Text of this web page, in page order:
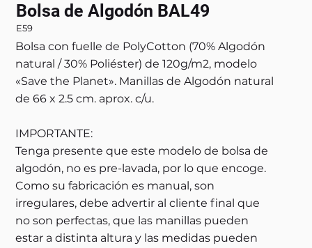
Bolsa de Algodón BAL49
E59
Bolsa con fuelle de PolyCotton (70% Algodón
natural / 30% Poliéster) de 120g/m2, modelo
«Save the Planet». Manillas de Algodón natural
de 66 x 2.5 cm. aprox. c/u.
IMPORTANTE:
Tenga presente que este modelo de bolsa de
algodón, no es pre-lavada, por lo que encoge.
Como su fabricación es manual, son
irregulares, debe advertir al cliente final que
no son perfectas, que las manillas pueden
estar a distinta altura y las medidas pueden